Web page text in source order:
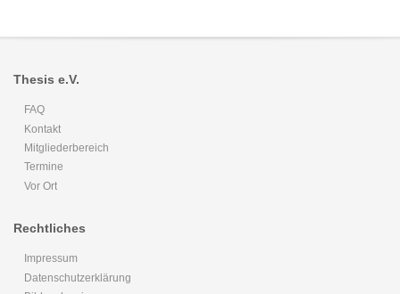
Thesis e.V.
FAQ
Kontakt
Mitgliederbereich
Termine
Vor Ort
Rechtliches
Impressum
Datenschutzerklärung